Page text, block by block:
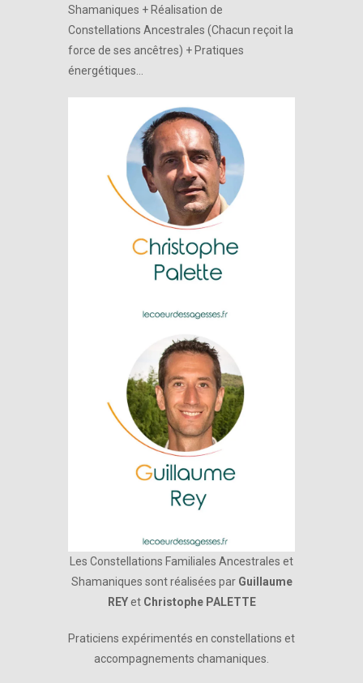
Shamaniques + Réalisation de
Constellations Ancestrales (Chacun reçoit la
force de ses ancêtres) + Pratiques
énergétiques…
Les Constellations Familiales Ancestrales et
Shamaniques sont réalisées par Guillaume
REYet Christophe PALETTE
Praticiens expérimentés en constellations et
accompagnements chamaniques.